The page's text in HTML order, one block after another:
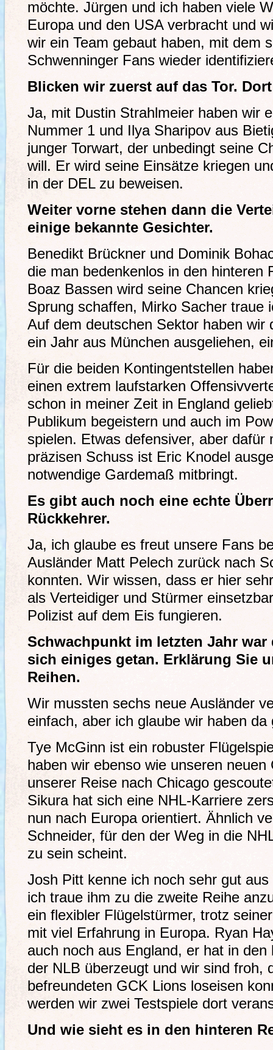
möchte. Jürgen und ich haben viele
Europa und den USA verbracht und
wir ein Team gebaut haben, mit dem
Schwenninger Fans wieder
Blicken wir zuerst auf das Tor.
Ja, mit Dustin Strahlmeier haben wir
Nummer 1 und Ilya Sharipov aus
junger Torwart, der unbedingt seine
will. Er wird seine Einsätze kriegen
in der DEL zu beweisen.
Weiter vorne stehen dann die
einige bekannte Gesichter.
Benedikt Brückner und Dominik
die man bedenkenlos in den hinteren
Boaz Bassen wird seine Chancen
Sprung schaffen, Mirko Sacher traue
Auf dem deutschen Sektor haben wir
ein Jahr aus München ausgeliehen,
Für die beiden Kontingentstellen
einen extrem laufstarken
schon in meiner Zeit in England
Publikum begeistern und auch im
spielen. Etwas defensiver, aber dafür
präzisen Schuss ist Eric Knodel
notwendige Gardemaß mitbringt.
Es gibt auch noch eine echte
Rückkehrer.
Ja, ich glaube es freut unsere Fans
Ausländer Matt Pelech zurück nach
konnten. Wir wissen, dass er hier
als Verteidiger und Stürmer
Polizist auf dem Eis fungieren.
Schwachpunkt im letzten Jahr war
sich einiges getan. Erklärung Sie
Reihen.
Wir mussten sechs neue Ausländer
einfach, aber ich glaube wir haben
Tye McGinn ist ein robuster
haben wir ebenso wie unseren
unserer Reise nach Chicago
Sikura hat sich eine NHL-Karriere
nun nach Europa orientiert. Ähnlich
Schneider, für den der Weg in die
zu sein scheint.
Josh Pitt kenne ich noch sehr gut
ich traue ihm zu die zweite Reihe
ein flexibler Flügelstürmer, trotz
mit viel Erfahrung in Europa. Ryan
auch noch aus England, er hat in
der NLB überzeugt und wir sind froh,
befreundeten GCK Lions loseisen
werden wir zwei Testspiele dort
Und wie sieht es in den hinteren